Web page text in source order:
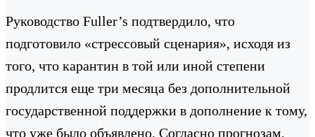
Руководство Fuller’s подтвердило, что
подготовило «стрессовый сценария», исходя из
того, что карантин в той или иной степени
продлится еще три месяца без дополнительной
государственной поддержки в дополнение к тому,
что уже было объявлено. Согласно прогнозам,